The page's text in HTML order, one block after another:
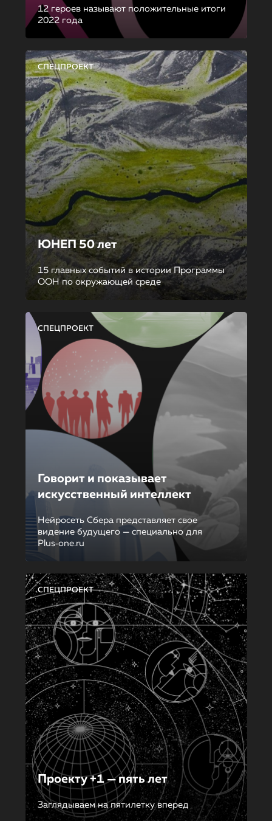
12 героев называют положительные итоги
2022 года
СПЕЦПРОЕКТ
ЮНЕП 50 лет
15 главных событий в истории Программы
ООН по окружающей среде
СПЕЦПРОЕКТ
Говорит и показывает
искусственный интеллект
Нейросеть Сбера представляет свое
видение будущего — специально для
Plus‑one.ru
СПЕЦПРОЕКТ
Проекту +1 — пять лет
Заглядываем на пятилетку вперед